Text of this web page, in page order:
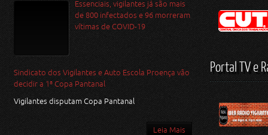
Essenciais, vigilantes já são mais
de 800 infectados e 96 morreram
vítimas de COVID-19
Sindicato dos Vigilantes e Auto Escola Proença vão
decidir a 1ª Copa Pantanal
Vigilantes disputam Copa Pantanal
Leia Mais
Portal TV e